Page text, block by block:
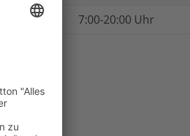
7:00-20:00 Uhr